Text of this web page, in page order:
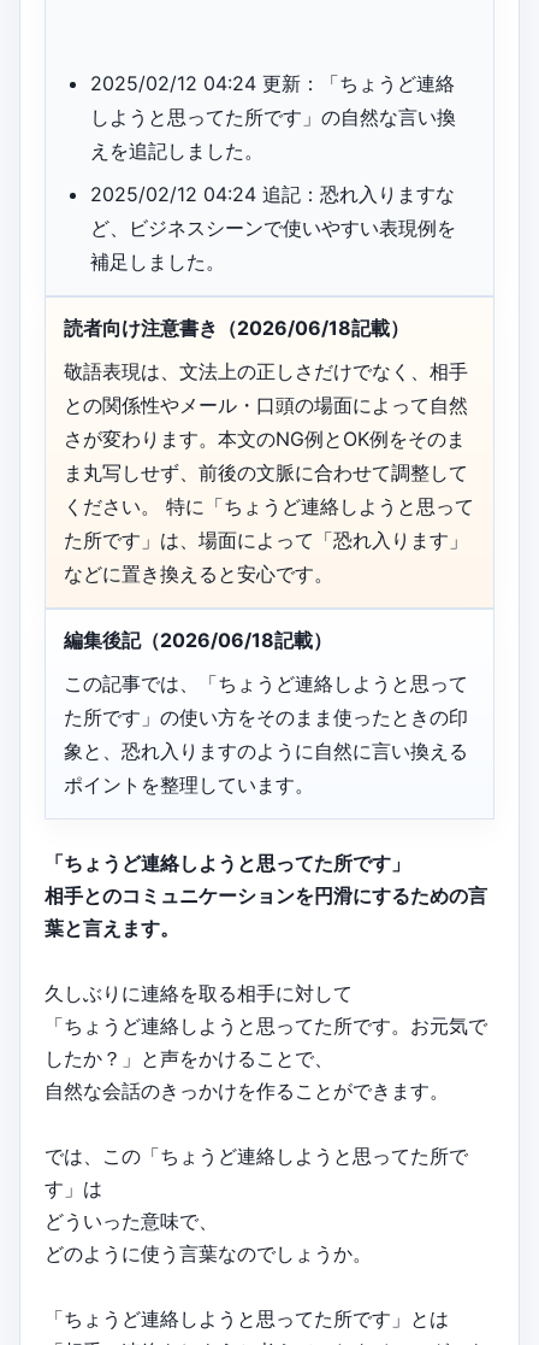
2025/02/12 04:24 更新：「ちょうど連絡
しようと思ってた所です」の自然な言い換
えを追記しました。
2025/02/12 04:24 追記：恐れ入りますな
ど、ビジネスシーンで使いやすい表現例を
補足しました。
読者向け注意書き（2026/06/18記載）
敬語表現は、文法上の正しさだけでなく、相手
との関係性やメール・口頭の場面によって自然
さが変わります。本文のNG例とOK例をそのま
ま丸写しせず、前後の文脈に合わせて調整して
ください。 特に「ちょうど連絡しようと思って
た所です」は、場面によって「恐れ入ります」
などに置き換えると安心です。
編集後記（2026/06/18記載）
この記事では、「ちょうど連絡しようと思って
た所です」の使い方をそのまま使ったときの印
象と、恐れ入りますのように自然に言い換える
ポイントを整理しています。
「ちょうど連絡しようと思ってた所です」
相手とのコミュニケーションを円滑にするための言
葉と言えます。
久しぶりに連絡を取る相手に対して
「ちょうど連絡しようと思ってた所です。お元気で
したか？」と声をかけることで、
自然な会話のきっかけを作ることができます。
では、この「ちょうど連絡しようと思ってた所で
す」は
どういった意味で、
どのように使う言葉なのでしょうか。
「ちょうど連絡しようと思ってた所です」とは